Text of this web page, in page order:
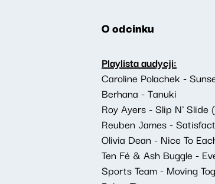
O odcinku
Playlista audycji:
Caroline Polachek -
Berhana - Tanuki
Roy Ayers - Slip N' Slide
Reuben James -
Olivia Dean - Nice To
Ten Fé & Ash Buggle -
Sports Team - Moving